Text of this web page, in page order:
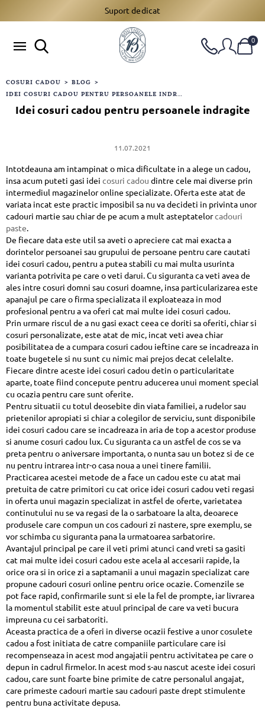
Suport dedicat
0
COSURI CADOU > BLOG >
IDEI COSURI CADOU PENTRU PERSOANELE INDRAGITE
Idei cosuri cadou pentru persoanele indragite
11.07.2021
Intotdeauna am intampinat o mica dificultate in a alege un cadou,
insa acum puteti gasi ideicosuri cadou dintre cele mai diverse prin
intermediul magazinelor online specializate. Oferta este atat de
variata incat este practic imposibil sa nu va decideti in privinta unor
cadouri martie sau chiar de pe acum a mult asteptatelorcadouri
paste.
De fiecare data este util sa aveti o apreciere cat mai exacta a
dorintelor persoanei sau grupului de persoane pentru care cautati
idei cosuri cadou, pentru a putea stabili cu mai multa usurinta
varianta potrivita pe care o veti darui. Cu siguranta ca veti avea de
ales intre cosuri domni sau cosuri doamne, insa particularizarea este
apanajul pe care o firma specializata il exploateaza in mod
profesional pentru a va oferi cat mai multe idei cosuri cadou.
Prin urmare riscul de a nu gasi exact ceea ce doriti sa oferiti, chiar si
cosuri personalizate, este atat de mic, incat veti avea chiar
posibilitatea de a cumpara cosuri cadou ieftine care se incadreaza in
toate bugetele si nu sunt cu nimic mai prejos decat celelalte.
Fiecare dintre aceste idei cosuri cadou detin o particularitate
aparte, toate fiind concepute pentru aducerea unui moment special
cu ocazia pentru care sunt oferite.
Pentru situatii cu totul deosebite din viata familiei, a rudelor sau
prietenilor apropiati si chiar a colegilor de serviciu, sunt disponibile
idei cosuri cadou care se incadreaza in aria de top a acestor produse
si anume cosuri cadou lux. Cu siguranta ca un astfel de cos se va
preta pentru o aniversare importanta, o nunta sau un botez si de ce
nu pentru intrarea intr-o casa noua a unei tinere familii.
Practicarea acestei metode de a face un cadou este cu atat mai
pretuita de catre primitori cu cat orice idei cosuri cadou veti regasi
in oferta unui magazin specializat in astfel de oferte, varietatea
continutului nu se va regasi de la o sarbatoare la alta, deoarece
produsele care compun un cos cadouri zi nastere, spre exemplu, se
vor schimba cu siguranta pana la urmatoarea sarbatorire.
Avantajul principal pe care il veti primi atunci cand vreti sa gasiti
cat mai multe idei cosuri cadou este acela al accesarii rapide, la
orice ora si in orice zi a saptamanii a unui magazin specializat care
propune cadouri cosuri online pentru orice ocazie. Comenzile se
pot face rapid, confirmarile sunt si ele la fel de prompte, iar livrarea
la momentul stabilit este atuul principal de care va veti bucura
impreuna cu cei sarbatoriti.
Aceasta practica de a oferi in diverse ocazii festive a unor cosulete
cadou a fost initiata de catre companiile particulare care isi
recompenseaza in acest mod angajatii pentru activitatea pe care o
depun in cadrul firmelor. In acest mod s-au nascut aceste idei cosuri
cadou, care sunt foarte bine primite de catre personalul angajat,
care primeste cadouri martie sau cadouri paste drept stimulente
pentru buna activitate depusa.